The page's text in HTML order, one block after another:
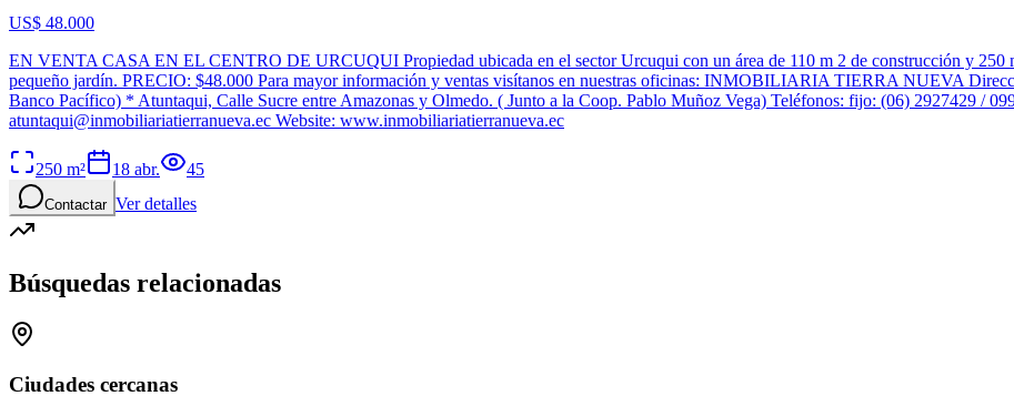
US$ 48.000
EN VENTA CASA EN EL CENTRO DE URCUQUI Propiedad ubicada en el sector Urcuqui con un área de 110 m 2 de construcción y 250
pequeño jardín. PRECIO: $48.000 Para mayor información y ventas visítanos en nuestras oficinas: INMOBILIARIA TIERRA NUEVA
Banco Pacífico) * Atuntaqui, Calle Sucre entre Amazonas y Olmedo. ( Junto a la Coop. Pablo Muñoz Vega) Teléfonos: fijo: (06) 2927429 /
atuntaqui@inmobiliariatierranueva.ec Website: www.inmobiliariatierranueva.ec
250 m² 18 abr. 45
Contactar Ver detalles
Búsquedas relacionadas
Ciudades cercanas